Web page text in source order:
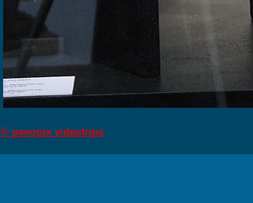
© panopix videotrips